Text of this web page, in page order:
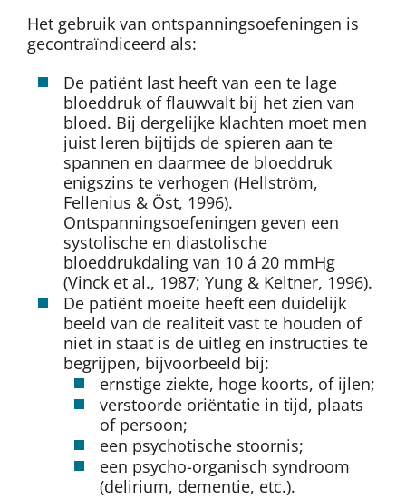
Het gebruik van ontspanningsoefeningen is
gecontraïndiceerd als:
De patiënt last heeft van een te lage
bloeddruk of flauwvalt bij het zien van
bloed. Bij dergelijke klachten moet men
juist leren bijtijds de spieren aan te
spannen en daarmee de bloeddruk
enigszins te verhogen (Hellström,
Fellenius & Öst, 1996).
Ontspanningsoefeningen geven een
systolische en diastolische
bloeddrukdaling van 10 á 20 mmHg
(Vinck et al., 1987; Yung & Keltner, 1996).
De patiënt moeite heeft een duidelijk
beeld van de realiteit vast te houden of
niet in staat is de uitleg en instructies te
begrijpen, bijvoorbeeld bij:
ernstige ziekte, hoge koorts, of ijlen;
verstoorde oriëntatie in tijd, plaats
of persoon;
een psychotische stoornis;
een psycho-organisch syndroom
(delirium, dementie, etc.).